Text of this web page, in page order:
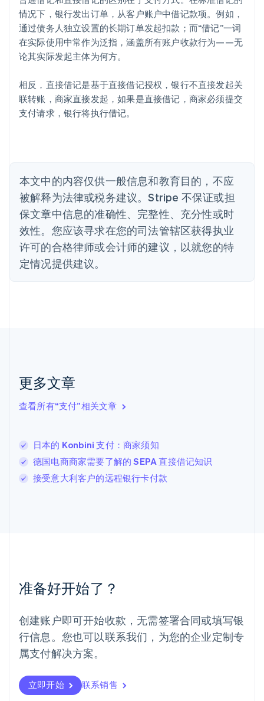
情况下，银行发出订单，从客户账户中借记款项。例如，
通过债务人独立设置的长期订单发起扣款；而“借记”一词
在实际使用中常作为泛指，涵盖所有账户收款行为——无
论其实际发起主体为何方。
相反，直接借记是基于直接借记授权，银行不直接发起关
联转账，商家直接发起，如果是直接借记，商家必须提交
支付请求，银行将执行借记。
本文中的内容仅供一般信息和教育目的，不应
被解释为法律或税务建议。Stripe 不保证或担
保文章中信息的准确性、完整性、充分性或时
效性。您应该寻求在您的司法管辖区获得执业
许可的合格律师或会计师的建议，以就您的特
定情况提供建议。
更多文章
查看所有“支付”相关文章
日本的 Konbini 支付：商家须知
德国电商商家需要了解的 SEPA 直接借记知识
接受意大利客户的远程银行卡付款
准备好开始了？
创建账户即可开始收款，无需签署合同或填写银
行信息。您也可以联系我们，为您的企业定制专
属支付解决方案。
立即开始 联系销售
爱沙尼亚
English
奥地利
Deutsch English
澳大利亚
巴西
PortuguêsEnglish
保加利亚
English
丹麦
德国
DeutschEnglish
法国
FrançaisEnglish
芬兰
EnglishSvenska
English
English
卢森堡
罗马尼亚
English
挪威
葡萄牙
Português English
日本
日本語English
瑞典
瑞士
DeutschFrançais